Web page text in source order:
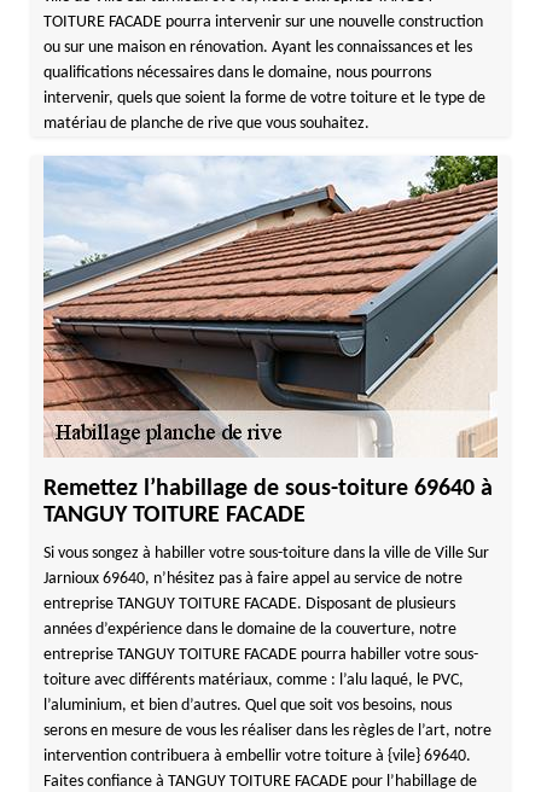
TOITURE FACADE pourra intervenir sur une nouvelle construction
ou sur une maison en rénovation. Ayant les connaissances et les
qualifications nécessaires dans le domaine, nous pourrons
intervenir, quels que soient la forme de votre toiture et le type de
matériau de planche de rive que vous souhaitez.
Remettez l’habillage de sous-toiture 69640 à
TANGUY TOITURE FACADE
Si vous songez à habiller votre sous-toiture dans la ville de Ville Sur
Jarnioux 69640, n’hésitez pas à faire appel au service de notre
entreprise TANGUY TOITURE FACADE. Disposant de plusieurs
années d’expérience dans le domaine de la couverture, notre
entreprise TANGUY TOITURE FACADE pourra habiller votre sous-
toiture avec différents matériaux, comme : l’alu laqué, le PVC,
l’aluminium, et bien d’autres. Quel que soit vos besoins, nous
serons en mesure de vous les réaliser dans les règles de l’art, notre
intervention contribuera à embellir votre toiture à {vile} 69640.
Faites confiance à TANGUY TOITURE FACADE pour l’habillage de